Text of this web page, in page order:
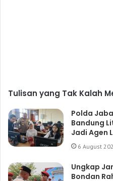
Tulisan yang Tak Kalah
Polda
Bandung
Jadi Agen
6 August
Ungkap
Bondan